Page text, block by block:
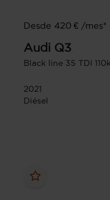
Desde 420 € /mes*
Audi Q3
Black line 35 TDI
2021
Diésel